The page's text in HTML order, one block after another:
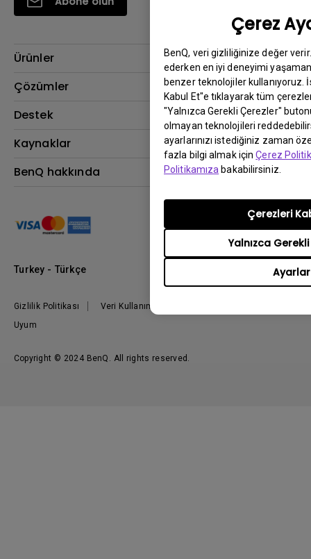
Çerez
BenQ, veri gizliliğinize değer
ederken en iyi deneyimi
benzer teknolojiler kullanıyoruz.
Kabul Et"e tıklayarak tüm
"Yalnızca Gerekli Çerezler"
olmayan teknolojileri
ayarlarınızı istediğiniz zaman
fazla bilgi almak içinÇerez
Politikamıza bakabilirsiniz.
Ayarlar
Yalnızca
Çerezleri
Ürünler
Projektör
Çözümler
BenQ AQCOLOR Elçisi
AQColor
Espor
Destek
İndirme & SSS
Kaynaklar
Projektör Atım Mesafesi Hesaplayıcı
BenQ hakkında
Grup
Marka
Haberler
Copyright © 2024 BenQ. All rights reserved.
Gizlilik Politikası Veri Kullanımı Politikası
Uyum
Turkey - Türkçe